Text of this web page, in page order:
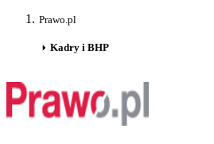
Prawo.pl
Kadry i BHP